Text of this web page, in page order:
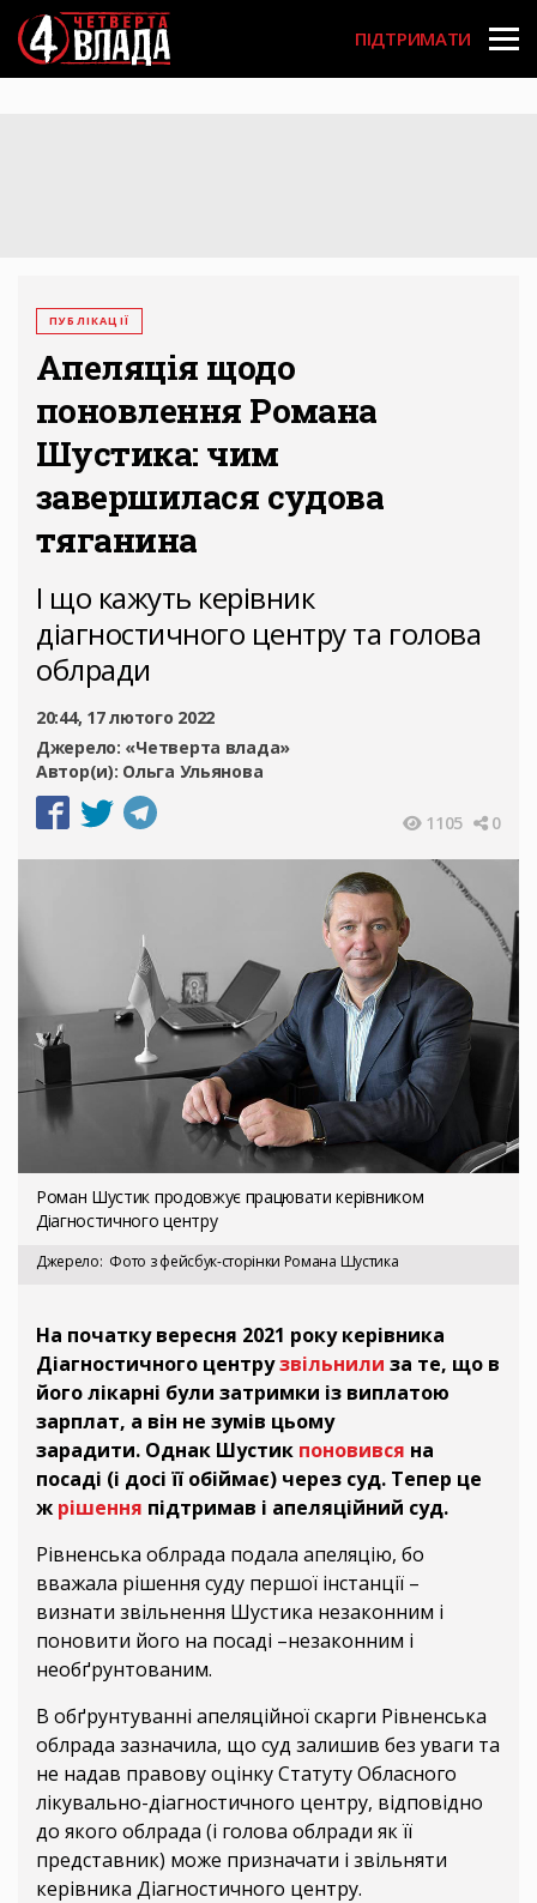
Перейти
до
основного
вмісту
User
account
ПІДТРИМАТИ
ПУБЛІКАЦІЇ
Апеляція щодо
поновлення Романа
Шустика: чим
завершилася судова
тяганина
І що кажуть керівник
діагностичного центру та голова
облради
20:44, 17 лютого 2022
Джерело: «Четверта влада»
Автор(и): Ольга Ульянова
1105 0
Роман Шустик продовжує працювати керівником
Діагностичного центру
Джерело Фото з фейсбук-сторінки Романа Шустика
На початку вересня 2021 року керівника
Діагностичного центрузвільнили за те, що в
його лікарні були затримки із виплатою
зарплат, а він не зумів цьому
зарадити. Однак Шустик поновився на
посаді (і досі її обіймає) через суд. Тепер це
ж рішення підтримав і апеляційний суд.
Рівненська облрада подала апеляцію, бо
вважала рішення суду першої інстанції –
визнати звільнення Шустика незаконним і
поновити його на посаді –незаконним і
необґрунтованим.
В обґрунтуванні апеляційної скарги Рівненська
облрада зазначила, що суд залишив без уваги та
не надав правову оцінку Статуту Обласного
лікувально-діагностичного центру, відповідно
до якого облрада (і голова облради як її
представник) може призначати і звільняти
керівника Діагностичного центру.